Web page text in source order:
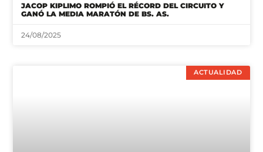
JACOP KIPLIMO ROMPIÓ EL RÉCORD DEL CIRCUITO Y
GANÓ LA MEDIA MARATÓN DE BS. AS.
24/08/2025
ACTUALIDAD